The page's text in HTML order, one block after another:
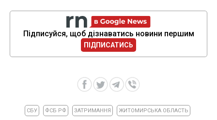
Підписуйся, щоб дізнаватись новини першим
ПІДПИСАТИСЬ
СБУ ФСБ РФ ЗАТРИМАННЯ ЖИТОМИРСЬКА ОБЛАСТЬ